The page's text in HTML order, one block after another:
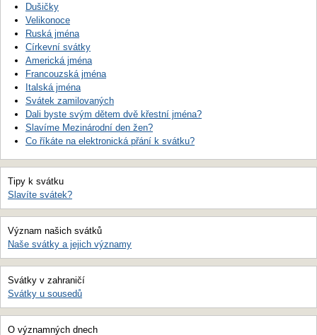
Dušičky
Velikonoce
Ruská jména
Církevní svátky
Americká jména
Francouzská jména
Italská jména
Svátek zamilovaných
Dali byste svým dětem dvě křestní jména?
Slavíme Mezinárodní den žen?
Co říkáte na elektronická přání k svátku?
Tipy k svátku
Slavíte svátek?
Význam našich svátků
Naše svátky a jejich významy
Svátky v zahraničí
Svátky u sousedů
O významných dnech